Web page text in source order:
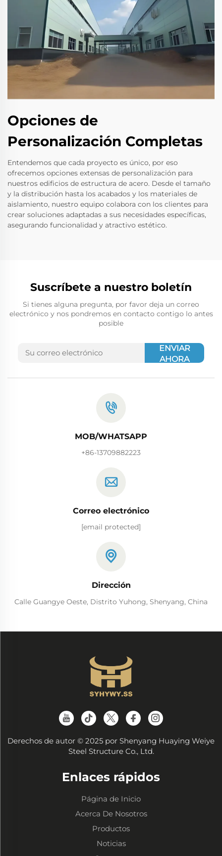
Opciones de
Personalización Completas
Entendemos que cada proyecto es único, por eso
ofrecemos opciones extensas de personalización para
nuestros edificios de estructura de acero. Desde el tamaño
y la distribución hasta los acabados y los materiales de
aislamiento, nuestro equipo colabora con los clientes para
crear soluciones adaptadas a sus necesidades específicas,
asegurando funcionalidad y atractivo estético.
Suscríbete a nuestro boletín
Si tienes alguna pregunta, por favor deja un correo
electrónico y nos pondremos en contacto contigo lo antes
posible
ENVIAR
AHORA
MOB/WHATSAPP
+86-13709882223
Correo electrónico
[email protected]
Dirección
Calle Guangye Oeste, Distrito Yuhong, Shenyang, China
Derechos de autor © 2025 por Shenyang Huaying Weiye
Steel Structure Co., Ltd.
Enlaces rápidos
Página de Inicio
Acerca De Nosotros
Productos
Noticias